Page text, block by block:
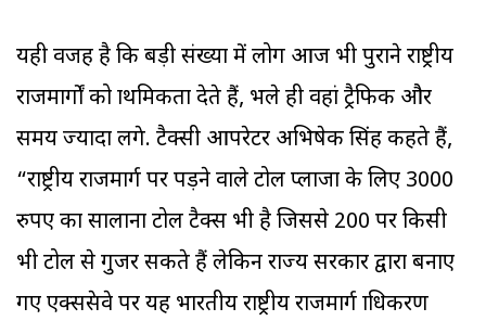
यही वजह है कि बड़ी संख्या में लोग आज भी पुराने राष्ट्रीय
राजमार्गों को प्राथमिकता देते हैं, भले ही वहां ट्रैफिक और
समय ज्यादा लगे. टैक्सी आपरेटर अभिषेक सिंह कहते हैं,
“राष्ट्रीय राजमार्ग पर पड़ने वाले टोल प्लाजा के लिए 3000
रुपए का सालाना टोल टैक्स भी है जिससे 200 पर किसी
भी टोल से गुजर सकते हैं लेकिन राज्य सरकार द्वारा बनाए
गए एक्सप्रेसवे पर यह भारतीय राष्ट्रीय राजमार्ग प्राधिकरण